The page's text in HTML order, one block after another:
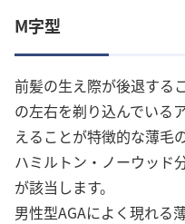
M字型
前髪の生え際が後退する
の左右を剃り込んでいる
えることが特徴的な薄毛
ハミルトン・ノーウッ
が該当します。
男性型AGAによく現れる